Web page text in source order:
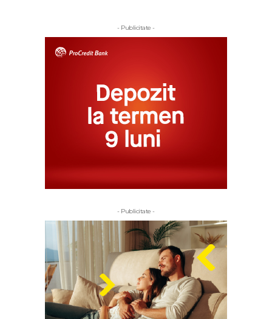
- Publicitate -
- Publicitate -